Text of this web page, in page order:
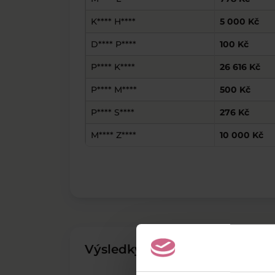
K**** H**** 5 000 Kč
D**** P**** 100 Kč
P**** K**** 26 616 Kč
P**** M**** 500 Kč
P**** S**** 276 Kč
M**** Z**** 10 000 Kč
Výsledky těžby